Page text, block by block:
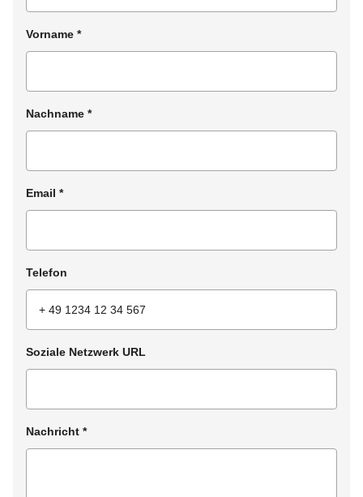
Vorname *
Nachname *
Email *
Telefon
Soziale Netzwerk URL
Nachricht *